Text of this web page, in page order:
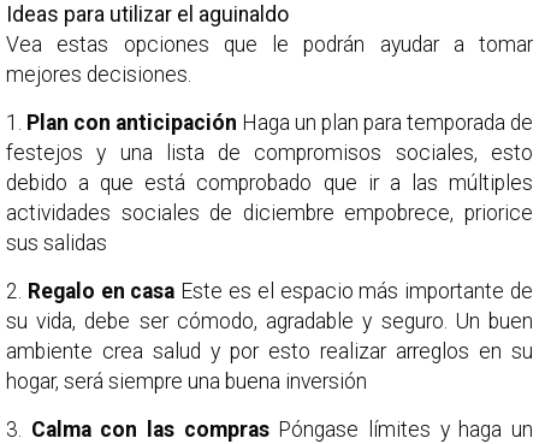
Ideas para utilizar el aguinaldo
Vea estas opciones que le podrán ayudar a tomar
mejores decisiones.
1. Plan con anticipación Haga un plan para temporada de
festejos y una lista de compromisos sociales, esto
debido a que está comprobado que ir a las múltiples
actividades sociales de diciembre empobrece, priorice
sus salidas
2. Regalo en casa Este es el espacio más importante de
su vida, debe ser cómodo, agradable y seguro. Un buen
ambiente crea salud y por esto realizar arreglos en su
hogar, será siempre una buena inversión
3. Calma con las comprasPóngase límites y haga un